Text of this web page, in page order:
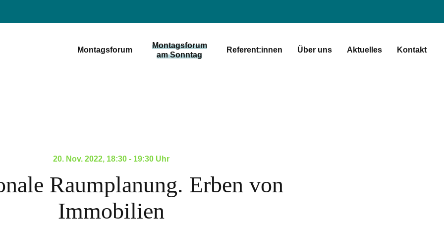
Montagsforum
Montagsforum
am Sonntag
Referent:innen Über uns Aktuelles Kontakt
20. Nov. 2022, 18:30 - 19:30 Uhr
Raumplanung. Erben von
Immobilien